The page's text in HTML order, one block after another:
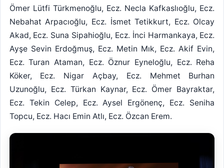
Ömer Lütfi Türkmenoğlu, Ecz. Necla Kafkaslıoğlu, Ecz.
Nebahat Arpacıoğlu, Ecz. İsmet Tetikkurt, Ecz. Olcay
Akad, Ecz. Suna Sipahioğlu, Ecz. İnci Harmankaya, Ecz.
Ayşe Sevin Erdoğmuş, Ecz. Metin Mık, Ecz. Akif Evin,
Ecz. Turan Ataman, Ecz. Öznur Eyneloğlu, Ecz. Reha
Köker, Ecz. Nigar Açbay, Ecz. Mehmet Burhan
Uzunoğlu, Ecz. Türkan Kaynar, Ecz. Ömer Bayraktar,
Ecz. Tekin Celep, Ecz. Aysel Ergönenç, Ecz. Seniha
Topcu, Ecz. Hacı Emin Atlı, Ecz. Özcan Erem.